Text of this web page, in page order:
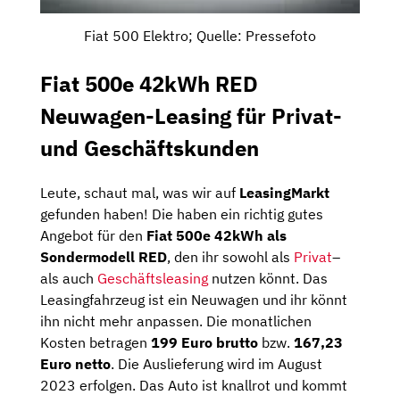
Fiat 500 Elektro; Quelle: Pressefoto
Fiat 500e 42kWh RED
Neuwagen-Leasing für Privat-
und Geschäftskunden
Leute, schaut mal, was wir auf LeasingMarkt
gefunden haben! Die haben ein richtig gutes
Angebot für den Fiat 500e 42kWh als
Sondermodell RED, den ihr sowohl als Privat–
als auch Geschäftsleasing nutzen könnt. Das
Leasingfahrzeug ist ein Neuwagen und ihr könnt
ihn nicht mehr anpassen. Die monatlichen
Kosten betragen 199 Euro brutto bzw. 167,23
Euro netto. Die Auslieferung wird im August
2023 erfolgen. Das Auto ist knallrot und kommt